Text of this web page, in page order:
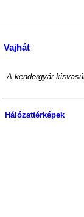
Vajhát
A kendergyár
Hálózattérképek